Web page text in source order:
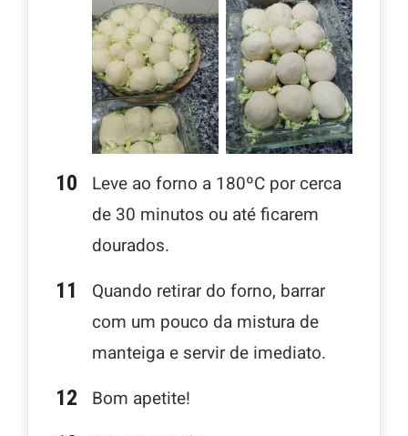
Leve ao forno a 180ºC por cerca
de 30 minutos ou até ficarem
dourados.
Quando retirar do forno, barrar
com um pouco da mistura de
manteiga e servir de imediato.
Bom apetite!